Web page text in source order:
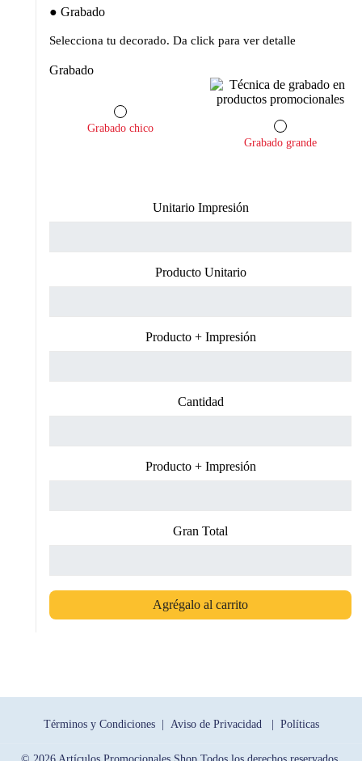
Grabado
Selecciona tu decorado. Da click para ver detalle
Grabado
Grabado chico
Grabado grande
Unitario Impresión
Producto Unitario
Producto + Impresión
Cantidad
Producto + Impresión
Gran Total
Agrégalo al carrito
Términos y Condiciones | Aviso de Privacidad | Políticas